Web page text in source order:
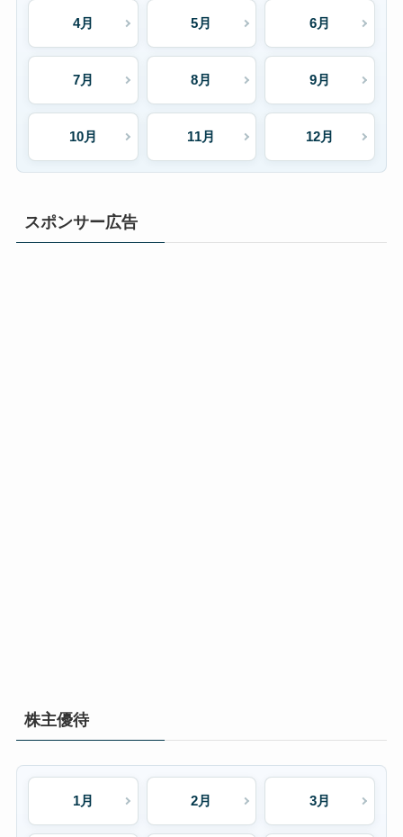
4月 5月 6月
7月 8月 9月
10月 11月 12月
スポンサー広告
株主優待
1月 2月 3月